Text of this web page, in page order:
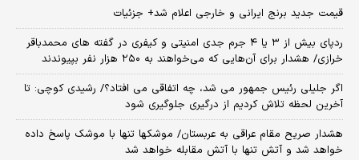
قیمت جدید برنج ایرانی و خارجی اعلام شد+ جزئیات
ردپای بیش از ۳ یا ۴ جرم جدی امنیتی و کیفری در گفته های محمدباقر
خرازی/ هشدار برای آن‌هایی که می‌خواهند به ۲۵۰ هزار نفر بپیوندند
اگر جلیلی رئیس جمهور می شد، چه اتفاقی می افتاد؟/ رشیدی کوچی: تا
آخرین لحظه تلاش کردیم از درگیری جلوگیری شود
هشدار صریح مقام عراقی به عربستان/ موشکها تنها با موشک پاسخ داده
خواهد شد و آتش تنها با آتش مقابله خواهد شد